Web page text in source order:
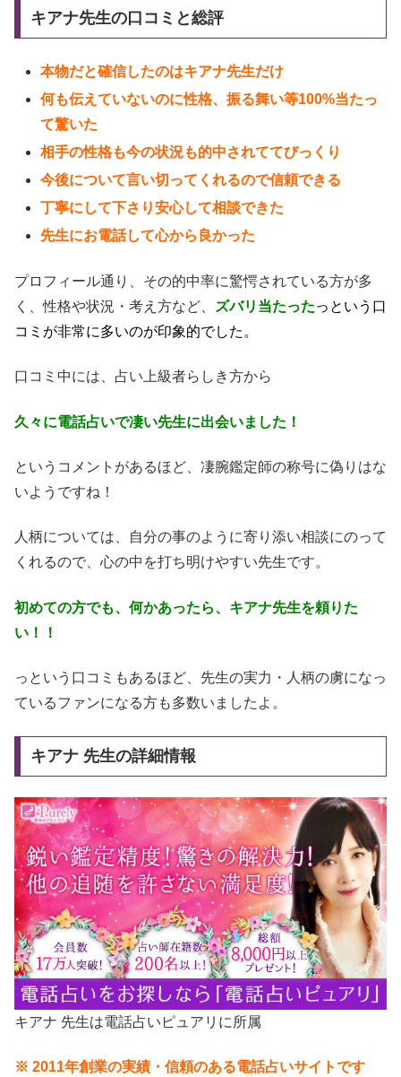
キアナ先生の口コミと総評
本物だと確信したのはキアナ先生だけ
何も伝えていないのに性格、振る舞い等100%当たっ
て驚いた
相手の性格も今の状況も的中されててびっくり
今後について言い切ってくれるので信頼できる
丁寧にして下さり安心して相談できた
先生にお電話して心から良かった
プロフィール通り、その的中率に驚愕されている方が多
く、性格や状況・考え方など、
ズバリ当たったっという口
コミが非常に多いのが印象的でした。
口コミ中には、占い上級者らしき方から
久々に電話占いで凄い先生に出会いました！
というコメントがあるほど、凄腕鑑定師の称号に偽りはな
いようですね！
人柄については、自分の事のように寄り添い相談にのって
くれるので、心の中を打ち明けやすい先生です。
初めての方でも、何かあったら、キアナ先生を頼りた
い！！
っという口コミもあるほど、先生の実力・人柄の虜になっ
ているファンになる方も多数いましたよ。
キアナ 先生の詳細情報
キアナ 先生は電話占いピュアリに所属
※ 2011年創業の実績・信頼のある電話占いサイトです